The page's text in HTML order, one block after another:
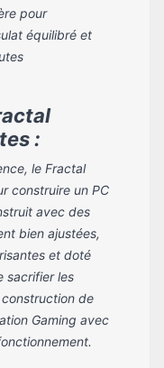
pour
équilibré et
:
le Fractal
construire un PC
avec des
bien ajustées,
et doté
sacrifier les
de
Gaming avec